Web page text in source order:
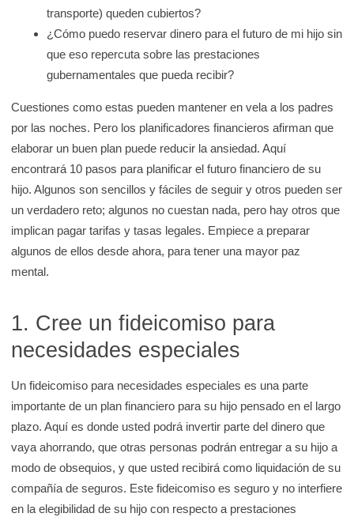
a
d
d
H
l
t
transporte) queden cubiertos?
¿Cómo puedo reservar dinero para el futuro de mi hijo sin
que eso repercuta sobre las prestaciones
gubernamentales que pueda recibir?
Cuestiones como estas pueden mantener en vela a los padres
por las noches. Pero los planificadores financieros afirman que
elaborar un buen plan puede reducir la ansiedad. Aquí
encontrará 10 pasos para planificar el futuro financiero de su
hijo. Algunos son sencillos y fáciles de seguir y otros pueden ser
un verdadero reto; algunos no cuestan nada, pero hay otros que
implican pagar tarifas y tasas legales. Empiece a preparar
algunos de ellos desde ahora, para tener una mayor paz
mental.
1. Cree un fideicomiso para
necesidades especiales
Un fideicomiso para necesidades especiales es una parte
importante de un plan financiero para su hijo pensado en el largo
plazo. Aquí es donde usted podrá invertir parte del dinero que
vaya ahorrando, que otras personas podrán entregar a su hijo a
modo de obsequios, y que usted recibirá como liquidación de su
compañía de seguros. Este fideicomiso es seguro y no interfiere
en la elegibilidad de su hijo con respecto a prestaciones